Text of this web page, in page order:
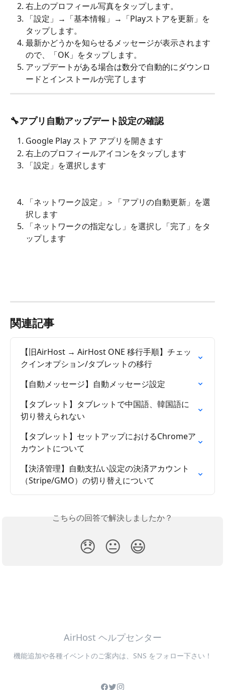
右上のプロフィール写真をタップします。﻿
「設定」→「基本情報」→「Playストアを更新」を
タップします。﻿
最新かどうかを知らせるメッセージが表示されます
ので、「OK」をタップします。﻿
アップデートがある場合は数分で自動的にダウンロ
ードとインストールが完了します
🔧アプリ自動アップデート設定の確認
Google Play ストア アプリを開きます
右上のプロフィールアイコンをタップします
「設定」を選択します
「ネットワーク設定」＞「アプリの自動更新」を選
択します
「ネットワークの指定なし」を選択し「完了」をタ
ップします
関連記事
【旧AirHost → AirHost ONE 移行手順】チェッ
クインオプション/タブレットの移行
【自動メッセージ】自動メッセージ設定
【タブレット】タブレットで中国語、韓国語に
切り替えられない
【タブレット】セットアップにおけるChromeア
カウントについて
【決済管理】自動支払い設定の決済アカウント
（Stripe/GMO）の切り替えについて
こちらの回答で解決しましたか？
😞 😐 😃
AirHost ヘルプセンター
機能追加や各種イベントのご案内は、SNS をフォロー下さい！